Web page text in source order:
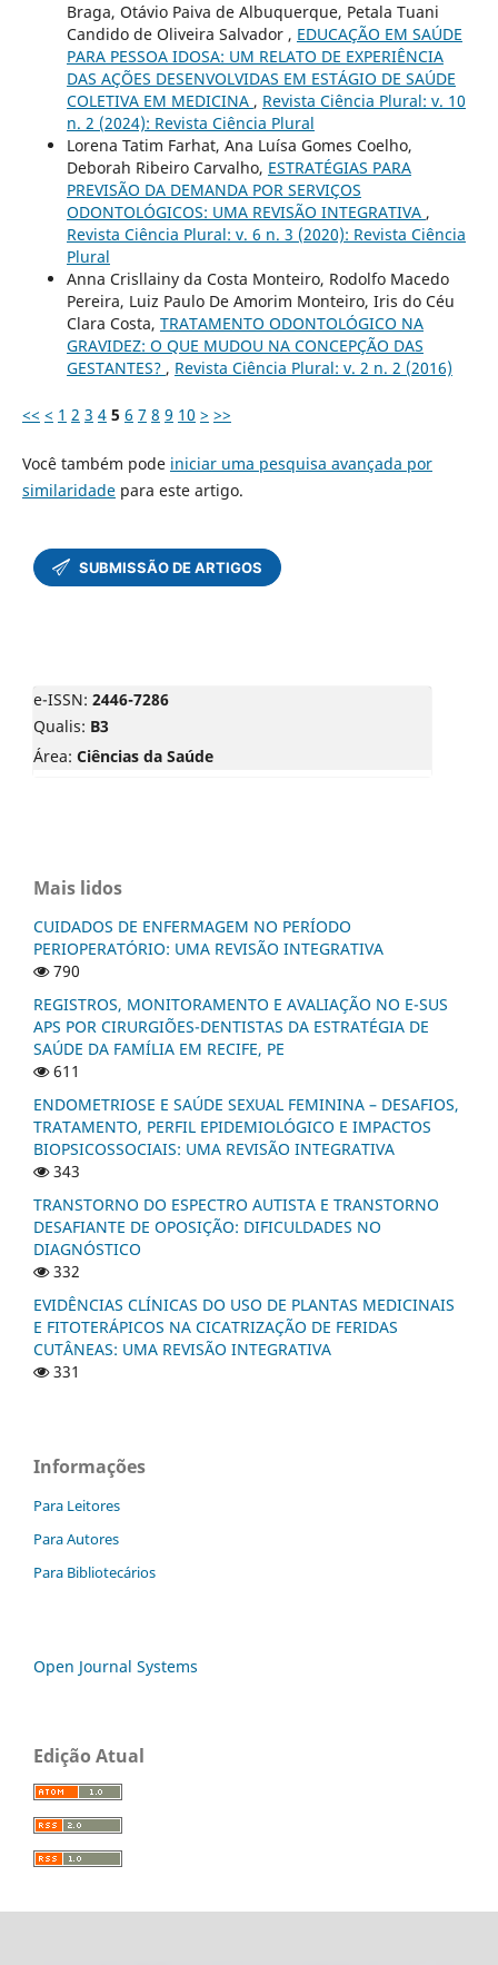
Braga, Otávio Paiva de Albuquerque, Petala Tuani
Candido de Oliveira Salvador , EDUCAÇÃO EM SAÚDE
PARA PESSOA IDOSA: UM RELATO DE EXPERIÊNCIA
DAS AÇÕES DESENVOLVIDAS EM ESTÁGIO DE SAÚDE
COLETIVA EM MEDICINA , Revista Ciência Plural: v. 10
n. 2 (2024): Revista Ciência Plural
Lorena Tatim Farhat, Ana Luísa Gomes Coelho,
Deborah Ribeiro Carvalho, ESTRATÉGIAS PARA
PREVISÃO DA DEMANDA POR SERVIÇOS
ODONTOLÓGICOS: UMA REVISÃO INTEGRATIVA ,
Revista Ciência Plural: v. 6 n. 3 (2020): Revista Ciência
Plural
Anna Crisllainy da Costa Monteiro, Rodolfo Macedo
Pereira, Luiz Paulo De Amorim Monteiro, Iris do Céu
Clara Costa, TRATAMENTO ODONTOLÓGICO NA
GRAVIDEZ: O QUE MUDOU NA CONCEPÇÃO DAS
GESTANTES? , Revista Ciência Plural: v. 2 n. 2 (2016)
<< < 1 2 3 4 5 6 7 8 9 10 > >>
Você também pode iniciar uma pesquisa avançada por
similaridadepara este artigo.
e-ISSN: 2446-7286
Qualis: B3
Área: Ciências da Saúde
Mais lidos
CUIDADOS DE ENFERMAGEM NO PERÍODO
PERIOPERATÓRIO: UMA REVISÃO INTEGRATIVA
790
REGISTROS, MONITORAMENTO E AVALIAÇÃO NO E-SUS
APS POR CIRURGIÕES-DENTISTAS DA ESTRATÉGIA DE
SAÚDE DA FAMÍLIA EM RECIFE, PE
611
ENDOMETRIOSE E SAÚDE SEXUAL FEMININA – DESAFIOS,
TRATAMENTO, PERFIL EPIDEMIOLÓGICO E IMPACTOS
BIOPSICOSSOCIAIS: UMA REVISÃO INTEGRATIVA
343
TRANSTORNO DO ESPECTRO AUTISTA E TRANSTORNO
DESAFIANTE DE OPOSIÇÃO: DIFICULDADES NO
DIAGNÓSTICO
332
EVIDÊNCIAS CLÍNICAS DO USO DE PLANTAS MEDICINAIS
E FITOTERÁPICOS NA CICATRIZAÇÃO DE FERIDAS
CUTÂNEAS: UMA REVISÃO INTEGRATIVA
331
Informações
Para Leitores
Para Autores
Para Bibliotecários
Open Journal Systems
Edição Atual